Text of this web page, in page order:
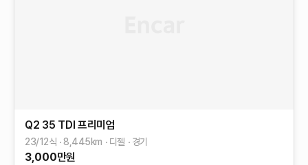
Q2 35 TDI 프리미엄
23/12식 8,445km 디젤 경기
3,000만원